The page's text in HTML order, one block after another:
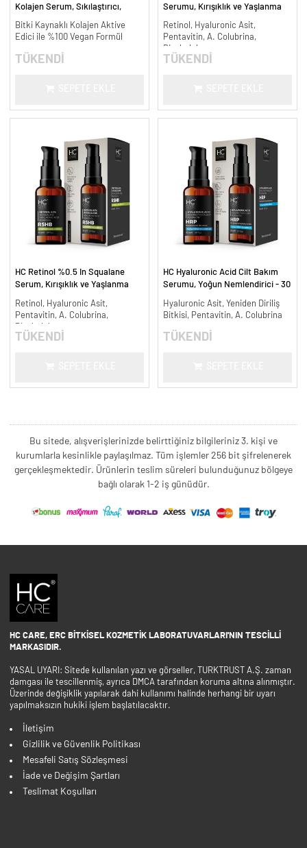
Kolajen Serum, Sıkılaştırıcı,
Bitki Kaynaklı Kolajen Aktive
Edici ile %100 Vegan Formül
TÜKENDİ
Serumu, Kırışıklık ve Yaşlanma
Retinol, Hyaluronic Asit,
Pentavitin, A. Colubrina,
Bisabolol
TÜKENDİ
HC Retinol %0.5 In Squalane
Serum, Kırışıklık ve Yaşlanma
Retinol, Hyaluronic Asit,
Pentavitin, A. Colubrina,
Bisabolol
TÜKENDİ
HC Hyaluronic Acid Cilt Bakım
Serumu, Yoğun Nemlendirici - 30
Hyaluronic Asit, Yeniden Diriliş
Bitkisi, Pentavitin, A. Colubrina
TÜKENDİ
Bu sitede, alışverişlerinizde belirttiğiniz bilgileriniz 3. kişi ve
kurumlarla kesinlikle paylaşılmaz. Tüm işlemler 256 bit şifrelenerek
gerçekleşmektedir. Ürünlerin teslim süreleri bulunduğunuz bölgeye
bağlı olarak 1-2 iş günüdür.
HC CARE, ERC BITKISEL KOZMETIK LABORATUVARLARI'NIN TESCILLI
MARKASIDIR.
YASAL UYARI: Sitede kullanılan yazı ve görseller, TURKTRUST A.Ş. zaman
damgası ile tescillenmiş, ayrıca DMCA tarafından koruma altına alınmıştır.
Üzerinde değişiklik yapılarak dahi kullanımı halinde herhangi bir uyarı
yapılmaksızın hukiki işlem başlatılacaktır.
İletişim
Gizlilik ve Güvenlik Politikası
Mesafeli Satış Sözleşmesi
İade ve Değişim Şartları
Teslimat Koşulları